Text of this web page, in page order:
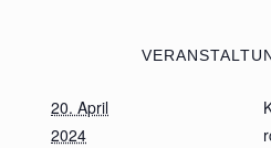
20. April
2024